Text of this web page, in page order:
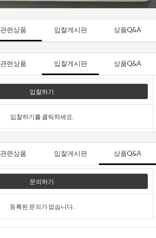
관련상품 입찰게시판 상품Q&A
관련상품 입찰게시판 상품Q&A
입찰하기
입찰하기를 클릭하세요.
관련상품 입찰게시판 상품Q&A
문의하기
등록된 문의가 없습니다.